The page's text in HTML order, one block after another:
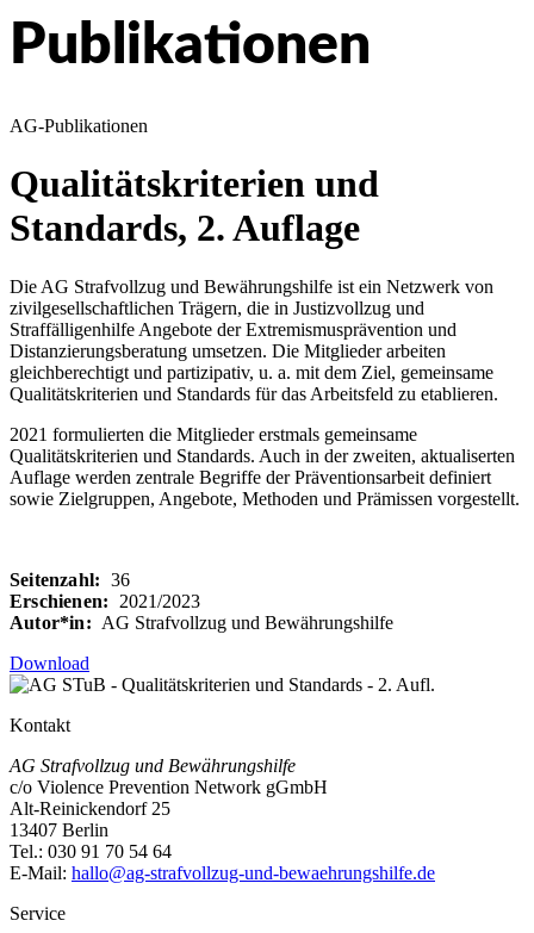
Publikationen
AG-Publikationen
Qualitätskriterien und
Standards, 2. Auflage
Die AG Strafvollzug und Bewährungshilfe ist ein Netzwerk von
zivilgesellschaftlichen Trägern, die in Justizvollzug und
Straffälligenhilfe Angebote der Extremismusprävention und
Distanzierungsberatung umsetzen. Die Mitglieder arbeiten
gleichberechtigt und partizipativ, u. a. mit dem Ziel, gemeinsame
Qualitätskriterien und Standards für das Arbeitsfeld zu etablieren.
2021 formulierten die Mitglieder erstmals gemeinsame
Qualitätskriterien und Standards. Auch in der zweiten, aktualiserten
Auflage werden zentrale Begriffe der Präventionsarbeit definiert
sowie Zielgruppen, Angebote, Methoden und Prämissen vorgestellt.
Seitenzahl: 36
Erschienen:
2021/2023
Autor*in: AG Strafvollzug und Bewährungshilfe
Download
Kontakt
AG Strafvollzug und Bewährungshilfe
c/o Violence Prevention Network gGmbH
Alt-Reinickendorf 25
13407 Berlin
Tel.: 030 91 70 54 64
E-Mail: hallo@ag-strafvollzug-und-bewaehrungshilfe.de
Service